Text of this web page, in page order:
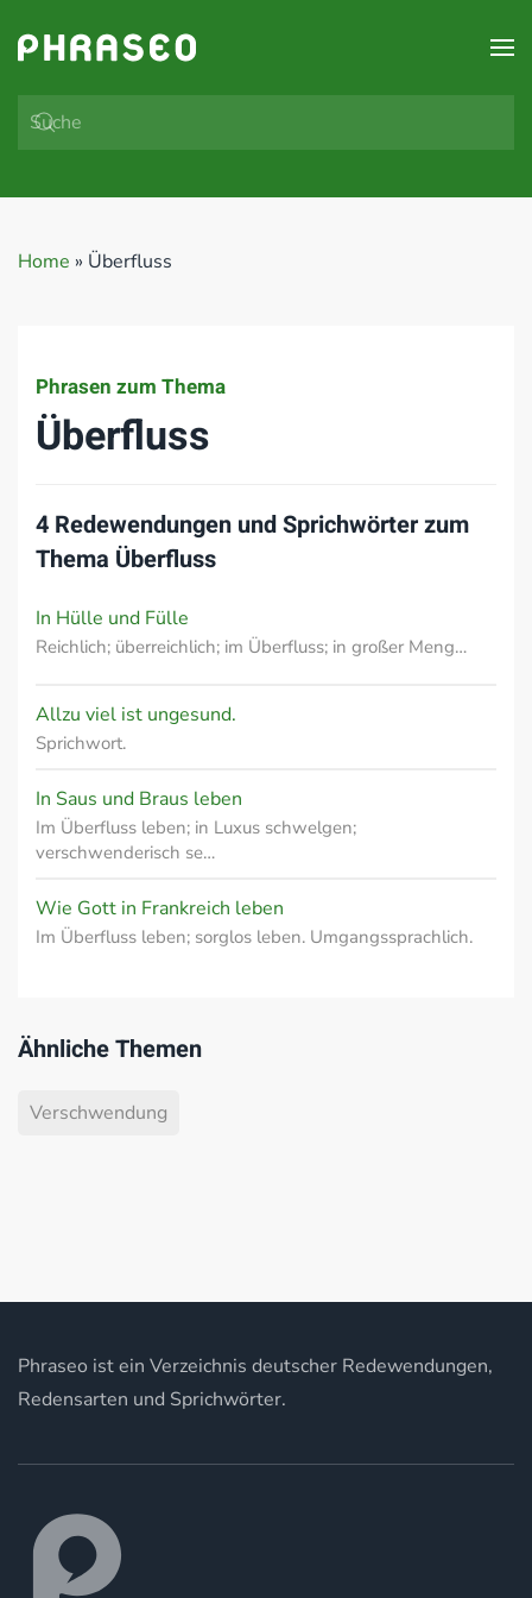
Zum Hauptinhalt springen
Home » Überfluss
Phrasen zum Thema
Überfluss
4 Redewendungen und Sprichwörter zum
Thema Überfluss
In Hülle und Fülle
Reichlich; überreichlich; im Überfluss; in großer Meng…
Allzu viel ist ungesund.
Sprichwort.
In Saus und Braus leben
Im Überfluss leben; in Luxus schwelgen;
verschwenderisch se…
Wie Gott in Frankreich leben
Im Überfluss leben; sorglos leben. Umgangssprachlich.
Ähnliche Themen
Verschwendung
Phraseo ist ein Verzeichnis deutscher Redewendungen,
Redensarten und Sprichwörter.